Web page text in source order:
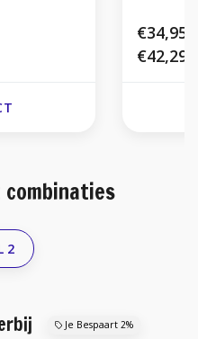
€34,95
€42,29
2
Je Bespaart 2%